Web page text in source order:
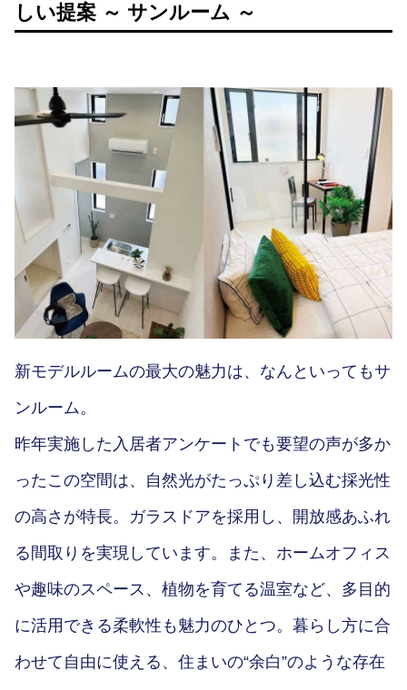
しい提案 ～ サンルーム ～
新モデルルームの最大の魅力は、なんといってもサ
ンルーム。
昨年実施した入居者アンケートでも要望の声が多か
ったこの空間は、自然光がたっぷり差し込む採光性
の高さが特長。ガラスドアを採用し、開放感あふれ
る間取りを実現しています。また、ホームオフィス
や趣味のスペース、植物を育てる温室など、多目的
に活用できる柔軟性も魅力のひとつ。暮らし方に合
わせて自由に使える、住まいの“余白”のような存在